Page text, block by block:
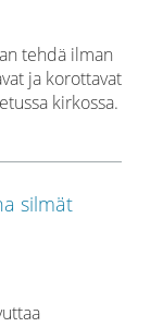
tehdä ilman
ja korottavat
kirkossa.